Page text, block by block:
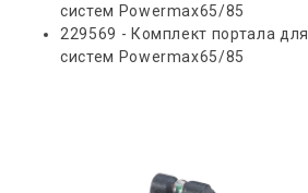
систем Powermax65/85
229569 - Комплект портала для
систем Powermax65/85